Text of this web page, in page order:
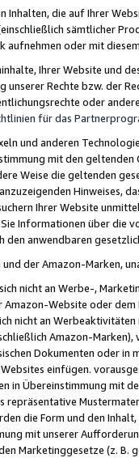
Inhalten, die auf Ihrer
sämtlicher
aufnehmen oder mit
Ihrer Website und
unserer Rechte bzw. der
oder
für das
und anderen
mit den
Weise die geltenden
Hinweises,
Ihrer Website
Informationen über die
anwendbaren
der Amazon-Marken,
nicht an Werbe-,
Amazon-Website oder
nicht an
Amazon-
Dokumenten oder in
einfügen.
in Übereinstimmung mit
repräsentative
die Form und den
mit unserer
Marketinggesetze (z. B.